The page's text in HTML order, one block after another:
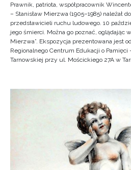
Prawnik, patriota, współpracownik
– Stanisław Mierzwa (1905–1985) należał
przedstawicieli ruchu ludowego. 10
jego śmierci. Można go poznać, oglądając
Mierzwa”. Ekspozycja prezentowana jest
Regionalnego Centrum Edukacji o
Tarnowskiej przy ul. Mościckiego 27A w